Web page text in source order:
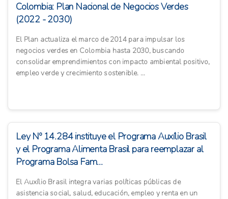
Colombia: Plan Nacional de Negocios Verdes
(2022 - 2030)
El Plan actualiza el marco de 2014 para impulsar los
negocios verdes en Colombia hasta 2030, buscando
consolidar emprendimientos con impacto ambiental positivo,
empleo verde y crecimiento sostenible. ...
Ley Nº 14.284 instituye el Programa Auxílio Brasil
y el Programa Alimenta Brasil para reemplazar al
Programa Bolsa Fam...
El Auxílio Brasil integra varias políticas públicas de
asistencia social, salud, educación, empleo y renta en un